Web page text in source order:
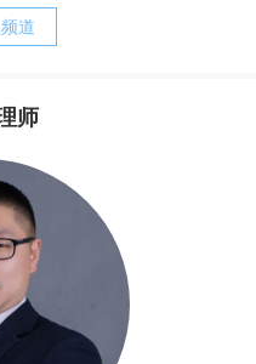
虑、刻板、追求完美等等人格的特
备孩子、苛求孩子的理由。而当孩子
矛盾，陷入“自我战争”的深渊，并与
而他病态的执念才是他痛苦的根源。
往往最为真实与自然，但后来由于
变得更“完整”，结果我们拼命来弥
己的努力，不但没有让我们得到救
人生的自然——人生本是一种自然的
对于有执念的人来说重要的只有结
因此他往往会逼迫证明自己，完美自
道
师